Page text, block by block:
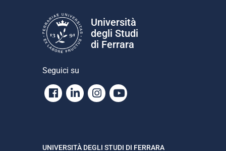
Università
degli Studi
di Ferrara
Seguici su
Facebook
LinkedinInstagram
Youtube
UNIVERSITÀ DEGLI STUDI DI FERRARA